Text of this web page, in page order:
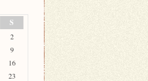
S
2
9
16
23